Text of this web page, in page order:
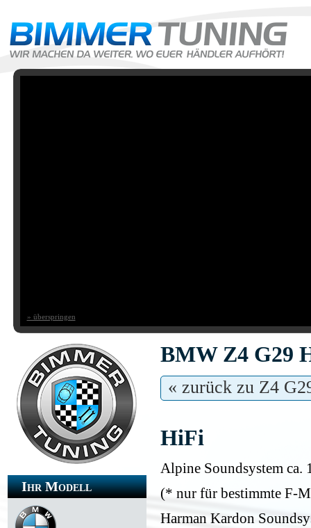
» überspringen
Ihr Modell
BMW Z4 G29
« zurück zu Z4
HiFi
Alpine Soundsystem ca.
(* nur für bestimmte F-
Harman Kardon